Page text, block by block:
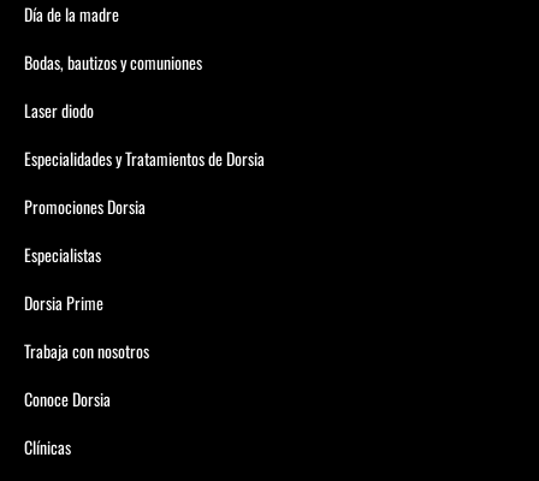
Día de la madre
Bodas, bautizos y comuniones
Laser diodo
Especialidades y Tratamientos de Dorsia
Promociones Dorsia
Especialistas
Dorsia Prime
Trabaja con nosotros
Conoce Dorsia
Clínicas